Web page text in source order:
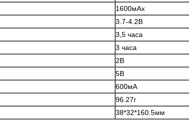
1600мАх
3.7-4.2В
3,5 часа
3 часа
2В
5В
600мА
96.27г
38*32*160.5мм